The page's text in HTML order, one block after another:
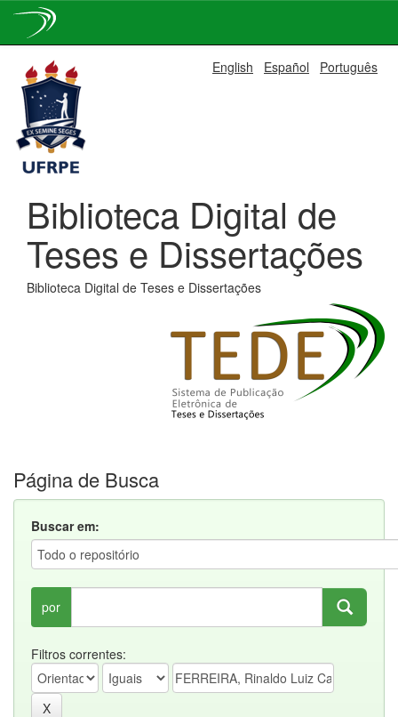
navigation
English Español Português
Biblioteca Digital de
Teses e Dissertações
Biblioteca Digital de Teses e Dissertações
Página de Busca
Buscar em:
por
Filtros correntes: